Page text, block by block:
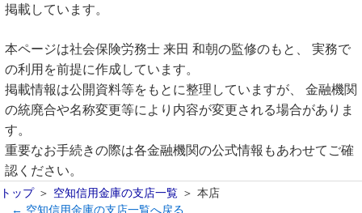
掲載しています。
本ページは社会保険労務士 来田 和朝の監修のもと、 実務で
の利用を前提に作成しています。
掲載情報は公開資料等をもとに整理していますが、 金融機関
の統廃合や名称変更等により内容が変更される場合がありま
す。
重要なお手続きの際は各金融機関の公式情報もあわせてご確
認ください。
トップ 空知信用金庫の支店一覧
本店
← 空知信用金庫の支店一覧へ戻る